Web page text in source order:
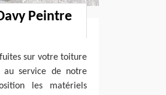
Peintre
sur votre toiture
au service de notre
les matériels